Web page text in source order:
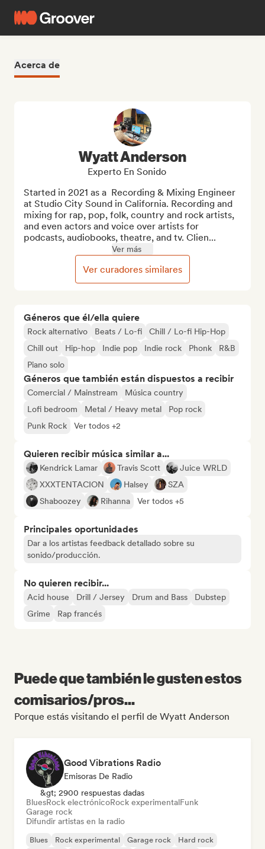
Acerca de
Géneros que él/ella quiere
Rock alternativo Beats / Lo-fi
Chill / Lo-fi Hip-Hop
Chill out
Hip-hop Indie pop Indie rock Phonk
R&B
Piano solo
Géneros que también están dispuestos a recibir
Comercial / Mainstream
Música country
Lofi bedroom
Metal / Heavy metal
Pop rock
Punk Rock
Ver todos +2
Quieren recibir música similar a...
Kendrick Lamar Travis Scott
Juice WRLD
XXXTENTACION
Halsey
SZA
Shaboozey
Rihanna Ver todos +5
Principales oportunidades
Dar a los artistas feedback detallado sobre su
sonido/producción.
No quieren recibir...
Acid house Drill / Jersey Drum and Bass
Dubstep
Grime
Rap francés
Wyatt Anderson
Experto En Sonido
Started in 2021 as a  Recording & Mixing Engineer
at Studio City Sound in California. Recording and
mixing for rap, pop, folk, country and rock artists,
and even actors and voice over artists for
podcasts, audiobooks, theatre, and tv. Clien...
Ver más
Ver curadores similares
Puede que también le gusten estos
comisarios/pros...
Porque estás visitando el perfil de Wyatt Anderson
Good Vibrations Radio
Emisoras De Radio
&gt; 2900 respuestas dadas
BluesRock electrónicoRock experimentalFunk
Garage rock
Difundir artistas en la radio
Blues Rock experimental Garage rock
Hard rock